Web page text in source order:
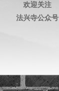
欢迎关注
法兴寺公众号